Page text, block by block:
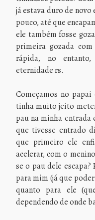
já estava duro de
pouco, até que
ele também fosse
primeira gozada
rápida, no
eternidade rs.
Começamos no
tinha muito jeito
pau na minha entrada
que tivesse entrado
que primeiro ele
acelerar, com o
se o pau dele
para mim (já que
quanto para ele
dependendo de onde